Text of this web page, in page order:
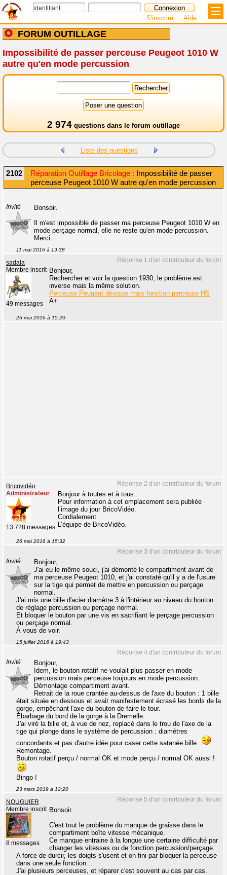
FORUM OUTILLAGE
S'inscrire Aide
Impossibilité de passer perceuse Peugeot 1010 W
autre qu'en mode percussion
2 974 questions dans le forum outillage
Liste des questions
2102 Réparation Outillage Bricolage : Impossibilité de passer
perceuse Peugeot 1010 W autre qu'en mode percussion
Invité
Bonsoir.
Il m'est impossible de passer ma perceuse Peugeot 1010 W en
mode perçage normal, elle ne reste qu'en mode percussion.
Merci.
11 mai 2016 à 19:38
Réponse 1 d'un contributeur du forum
sadala
Membre inscrit
49 messages
Bonjour,
Rechercher et voir la question 1930, le problème est
inverse mais la même solution.
Perceuse Peugeot dévisse mais fonction perceuse HS
A+
26 mai 2016 à 15:20
Réponse 2 d'un contributeur du forum
Bricovidéo
Administrateur
13 728 messages
Bonjour à toutes et à tous.
Pour information à cet emplacement sera publiée
l’image du jour BricoVidéo.
Cordialement.
L’équipe de BricoVidéo.
26 mai 2016 à 15:32
Réponse 3 d'un contributeur du forum
Invité
Bonjour,
J'ai eu le même souci, j'ai démonté le compartiment avant de
ma perceuse Peugeot 1010, et j'ai constaté qu'il y a de l'usure
sur la tige qui permet de mettre en percussion ou perçage
normal.
J'ai mis une bille d'acier diamètre 3 à l'intérieur au niveau du bouton
de réglage percussion ou perçage normal.
Et bloquer le bouton par une vis en sacrifiant le perçage percussion
ou perçage normal.
À vous de voir.
15 juillet 2016 à 19:43
Réponse 4 d'un contributeur du forum
Invité
Bonjour,
Idem, le bouton rotatif ne voulait plus passer en mode
percussion mais perceuse toujours en mode percussion.
Démontage compartiment avant.
Retrait de la roue crantée au-dessus de l'axe du bouton : 1 bille
était située en dessous et avait manifestement écrasé les bords de la
gorge, empêchant l'axe du bouton de faire le tour.
Ébarbage du bord de la gorge à la Dremelle.
J'ai viré la bille et, à vue de nez, replacé dans le trou de l'axe de la
tige qui plonge dans le système de percussion : diamètres
concordants et pas d'autre idée pour caser cette satanée bille.
Remontage.
Bouton rotatif perçu / normal OK et mode perçu / normal OK aussi !
Bingo !
23 mars 2019 à 12:20
Réponse 5 d'un contributeur du forum
NOUGUIER
Membre inscrit
8 messages
Bonsoir.
C'est tout le problème du manque de graisse dans le
compartiment boîte vitesse mécanique.
Ce manque entraine à la longue une certaine difficulté par
changer les vitesses ou de fonction percussion/perçage.
A force de durcir, les doigts s'usent et on fini par bloquer la perceuse
dans une seule fonction...
J'ai plusieurs perceuses, et réparer c'est souvent au cas par cas.